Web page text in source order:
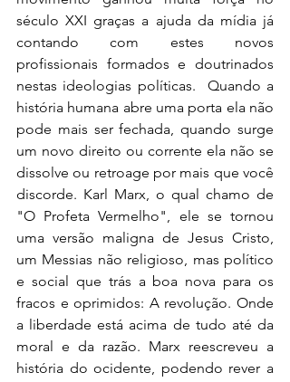
século XXI graças a ajuda da mídia já
contando com estes novos
profissionais formados e doutrinados
nestas ideologias políticas.  Quando a
história humana abre uma porta ela não
pode mais ser fechada, quando surge
um novo direito ou corrente ela não se
dissolve ou retroage por mais que você
discorde. Karl Marx, o qual chamo de
"O Profeta Vermelho", ele se tornou
uma versão maligna de Jesus Cristo,
um Messias não religioso, mas político
e social que trás a boa nova para os
fracos e oprimidos: A revolução. Onde
a liberdade está acima de tudo até da
moral e da razão. Marx reescreveu a
história do ocidente, podendo rever a